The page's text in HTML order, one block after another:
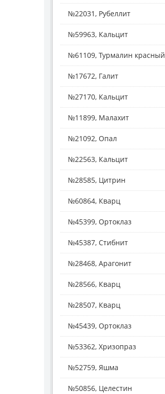
№22031, Рубеллит
№59963, Кальцит
№61109, Турмалин красный
№17672, Галит
№27170, Кальцит
№11899, Малахит
№21092, Опал
№22563, Кальцит
№28585, Цитрин
№60864, Кварц
№45399, Ортоклаз
№45387, Стибнит
№28468, Арагонит
№28566, Кварц
№28507, Кварц
№45439, Ортоклаз
№53362, Хризопраз
№52759, Яшма
№50856, Целестин